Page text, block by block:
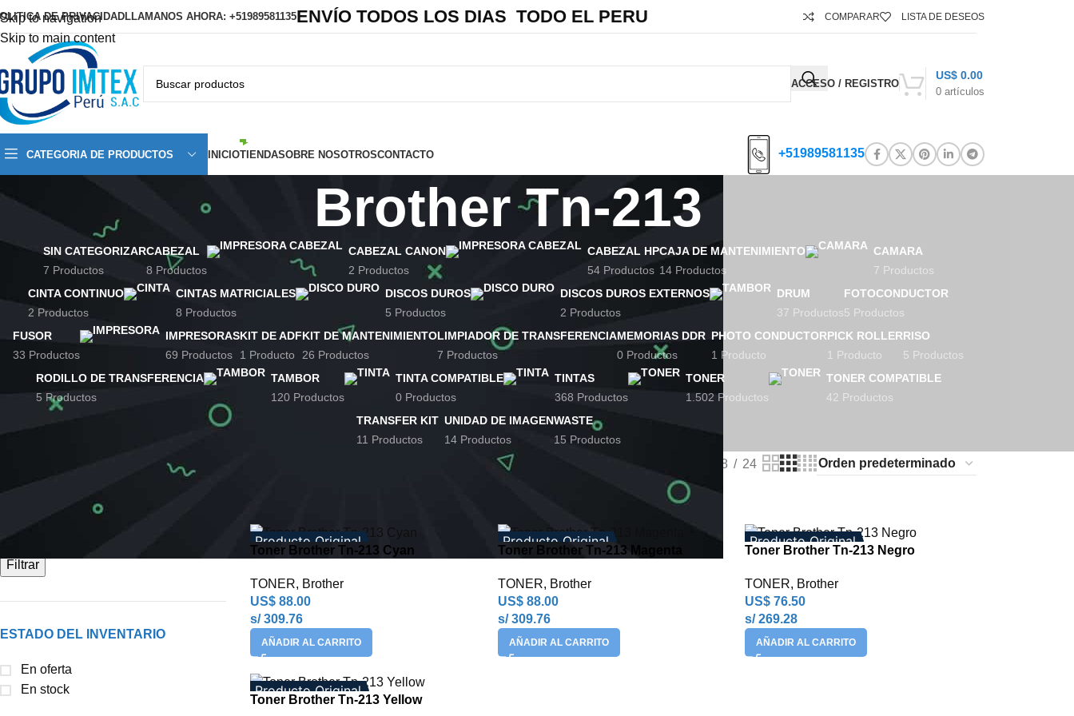
Skip to navigation
Skip to main content
DE PRIVACIDADLLAMANOS AHORA: +51989581135ENVÍO TODOS LOS DIAS TODO EL PERU COMPARAR LISTA DE DESEOS
ACCESO / REGISTRO
0 artículos
US$ 0.00
CATEGORIA DE PRODUCTOS INICIOTIENDASOBRE NOSOTROSCONTACTO +51989581135
Brother Tn-213
SIN CATEGORIZAR
7 Productos
CABEZAL
8 Productos
CABEZAL CANON
2 Productos
CABEZAL HP
54 Productos
CAJA DE MANTENIMIENTO
14 Productos
CAMARA
7 Productos
CINTA CONTINUO
2 Productos
CINTAS MATRICIALES
8 Productos
DISCOS DUROS
5 Productos
DISCOS DUROS EXTERNOS
2 Productos
DRUM
37 Productos
FOTOCONDUCTOR
5 Productos
FUSOR
33 Productos
IMPRESORAS
69 Productos
KIT DE ADF
1 Producto
KIT DE MANTENIMIENTO
26 Productos
LIMPIADOR DE TRANSFERENCIA
7 Productos
MEMORIAS DDR
0 Productos
PHOTO CONDUCTOR
1 Producto
PICK ROLLER
1 Producto
RISO
5 Productos
RODILLO DE TRANSFERENCIA
5 Productos
TAMBOR
120 Productos
TINTA COMPATIBLE
0 Productos
TINTAS
368 Productos
TONER
1.502 Productos
TONER COMPATIBLE
42 Productos
TRANSFER KIT
11 Productos
UNIDAD DE IMAGEN
14 Productos
WASTE
15 Productos
Filtrar
ESTADO DEL INVENTARIO
En oferta
En stock
Productos etiquetados “Brother Tn-213” 18 24
Producto Original
Toner Brother Tn-213 Cyan
TONER, Brother
US$88.00
s/ 309.76
AÑADIR AL CARRITO
Producto Original
Toner Brother Tn-213 Magenta
TONER, Brother
US$88.00
s/ 309.76
AÑADIR AL CARRITO
Producto Original
Toner Brother Tn-213 Negro
TONER, Brother
US$ 76.50
s/ 269.28
AÑADIR AL CARRITO
Producto Original
Toner Brother Tn-213 Yellow